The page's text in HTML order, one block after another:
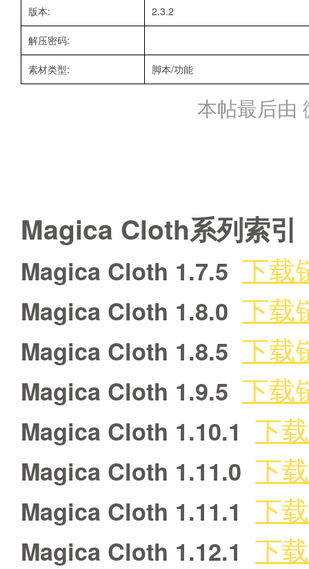
版本: 2.3.2
解压密码:
素材类型: 脚本/功能
本帖最后由
Magica Cloth系列索引
Magica Cloth 1.7.5 下载
Magica Cloth 1.8.0 下载
Magica Cloth 1.8.5 下载
Magica Cloth 1.9.5 下载
Magica Cloth 1.10.1 下
Magica Cloth 1.11.0 下
Magica Cloth 1.11.1 下
Magica Cloth 1.12.1 下